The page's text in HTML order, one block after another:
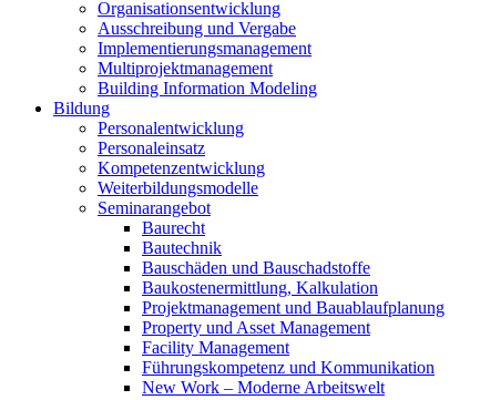
Organisationsentwicklung
Ausschreibung und Vergabe
Implementierungsmanagement
Multiprojektmanagement
Building Information Modeling
Bildung
Personalentwicklung
Personaleinsatz
Kompetenzentwicklung
Weiterbildungsmodelle
Seminarangebot
Baurecht
Bautechnik
Bauschäden und Bauschadstoffe
Baukostenermittlung, Kalkulation
Projektmanagement und Bauablaufplanung
Property und Asset Management
Facility Management
Führungskompetenz und Kommunikation
New Work – Moderne Arbeitswelt